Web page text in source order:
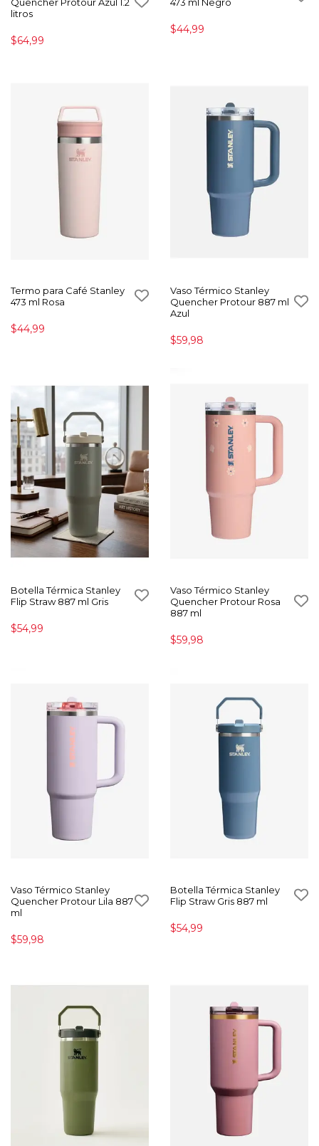
litros
$64,99
$44,99
Termo para Café Stanley
473 ml Rosa
$44,99
Vaso Térmico Stanley
Quencher Protour 887 ml
Azul
$59,98
Botella Térmica Stanley
Flip Straw 887 ml Gris
$54,99
Vaso Térmico Stanley
Quencher Protour Rosa
887 ml
$59,98
Vaso Térmico Stanley
Quencher Protour Lila 887
ml
$59,98
Botella Térmica Stanley
Flip Straw Gris 887 ml
$54,99